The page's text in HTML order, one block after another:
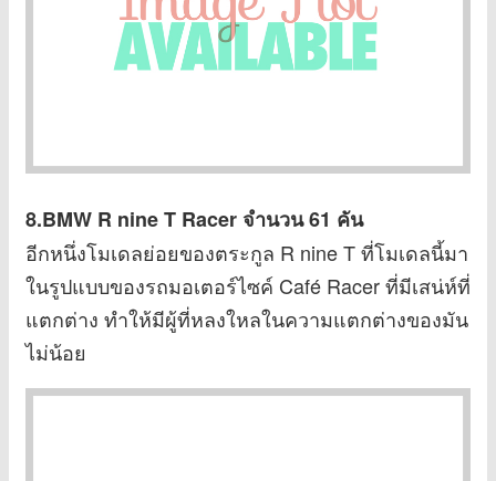
8.BMW R nine T Racerจำนวน 61 คัน
อีกหนึ่งโมเดลย่อยของตระกูล R nine T ที่โมเดลนี้มา
ในรูปแบบของรถมอเตอร์ไซค์ Café Racer ที่มีเสน่ห์ที่
แตกต่าง ทำให้มีผู้ที่หลงใหลในความแตกต่างของมัน
ไม่น้อย